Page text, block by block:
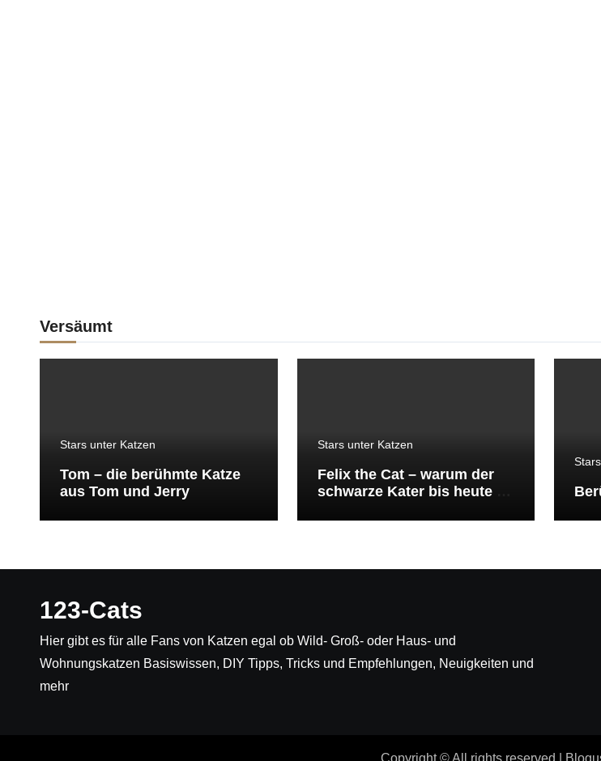
Versäumt
Stars unter Katzen
Tom – die berühmte Katze
aus Tom und Jerry
Stars unter Katzen
Felix the Cat – warum der
schwarze Kater bis heute zu
der Welt gehört
123-Cats
Hier gibt es für alle Fans von Katzen egal ob Wild- Groß- oder Haus- und
Wohnungskatzen Basiswissen, DIY Tipps, Tricks und Empfehlungen, Neuigkeiten und
mehr
Copyright © All rights reserved